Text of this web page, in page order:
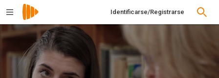
Identificarse/Registrarse